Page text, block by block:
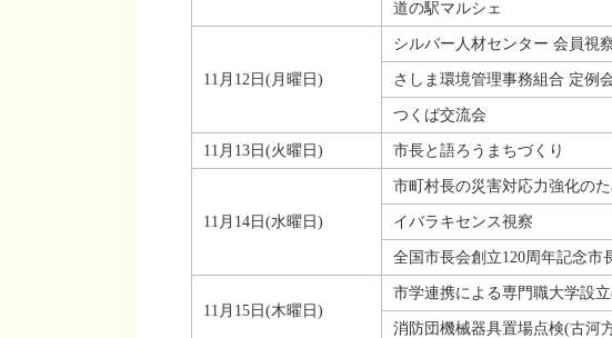
道の駅マルシェ
11月12日(月曜日)
シルバー人材センター 会員視
さしま環境管理事務組合 定例
つくば交流会
11月13日(火曜日)
市長と語ろうまちづくり
11月14日(水曜日)
市町村長の災害対応力強化の
イバラキセンス視察
全国市長会創立120周年記念市
11月15日(木曜日)
市学連携による専門職大学設
消防団機械器具置場点検(古河